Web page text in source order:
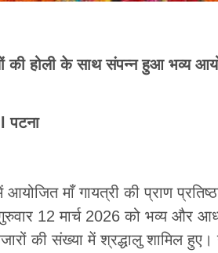
की होली के साथ संपन्न हुआ भव्य
पटना
माँ गायत्री की प्राण
गुरुवार 12 मार्च 2026 को भव्य और
की संख्या में श्रद्धालु शामिल